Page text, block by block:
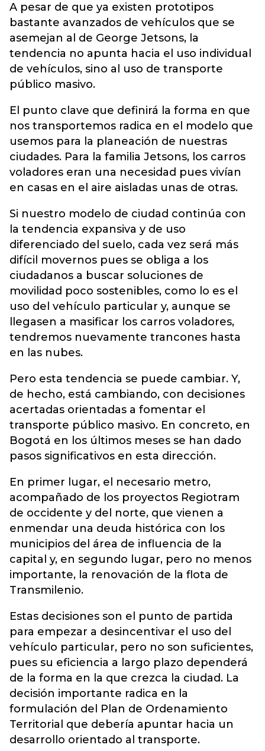
A pesar de que ya existen prototipos
bastante avanzados de vehículos que se
asemejan al de George Jetsons, la
tendencia no apunta hacia el uso individual
de vehículos, sino al uso de transporte
público masivo.
El punto clave que definirá la forma en que
nos transportemos radica en el modelo que
usemos para la planeación de nuestras
ciudades. Para la familia Jetsons, los carros
voladores eran una necesidad pues vivían
en casas en el aire aisladas unas de otras.
Si nuestro modelo de ciudad continúa con
la tendencia expansiva y de uso
diferenciado del suelo, cada vez será más
difícil movernos pues se obliga a los
ciudadanos a buscar soluciones de
movilidad poco sostenibles, como lo es el
uso del vehículo particular y, aunque se
llegasen a masificar los carros voladores,
tendremos nuevamente trancones hasta
en las nubes.
Pero esta tendencia se puede cambiar. Y,
de hecho, está cambiando, con decisiones
acertadas orientadas a fomentar el
transporte público masivo. En concreto, en
Bogotá en los últimos meses se han dado
pasos significativos en esta dirección.
En primer lugar, el necesario metro,
acompañado de los proyectos Regiotram
de occidente y del norte, que vienen a
enmendar una deuda histórica con los
municipios del área de influencia de la
capital y, en segundo lugar, pero no menos
importante, la renovación de la flota de
Transmilenio.
Estas decisiones son el punto de partida
para empezar a desincentivar el uso del
vehículo particular, pero no son suficientes,
pues su eficiencia a largo plazo dependerá
de la forma en la que crezca la ciudad. La
decisión importante radica en la
formulación del Plan de Ordenamiento
Territorial que debería apuntar hacia un
desarrollo orientado al transporte.